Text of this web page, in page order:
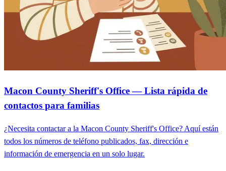
Macon County Sheriff's Office — Lista rápida de
contactos para familias
¿Necesita contactar a la Macon County Sheriff's Office? Aquí están
todos los números de teléfono publicados, fax, dirección e
información de emergencia en un solo lugar.